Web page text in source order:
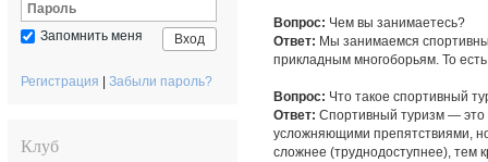
Запомнить меня Вход
Регистрация Забыли пароль?
Клуб
Вопрос: Чем вы занимаетесь?
Ответ: Мы занимаемся
прикладным многоборьям. То
Вопрос: Что такое спортивный
Ответ: Спортивный туризм —
усложняющими препятствиями,
сложнее (труднодоступнее), тем